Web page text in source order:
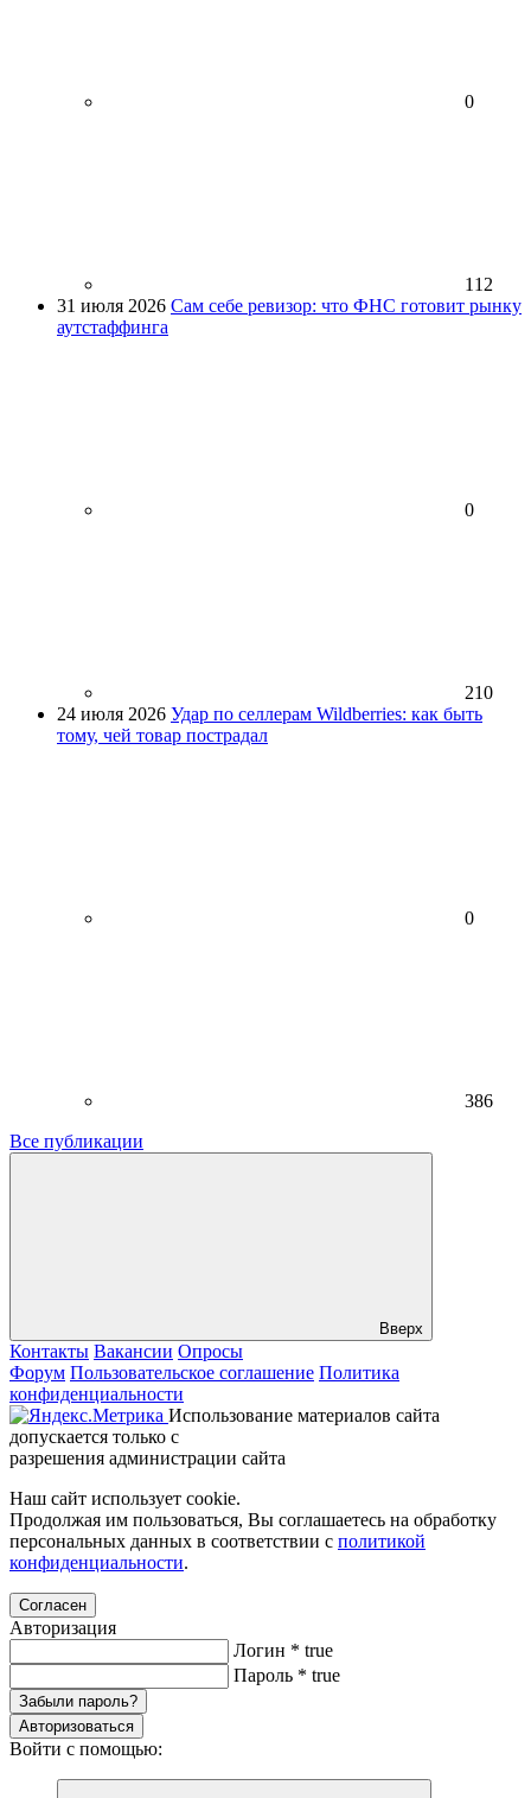
0
112
31 июля 2026 Сам себе ревизор: что ФНС готовит рынку
аутстаффинга
0
210
24 июля 2026 Удар по селлерам Wildberries: как быть
тому, чей товар пострадал
0
386
Все публикации
Вверх
Контакты Вакансии Опросы
Форум Пользовательское соглашение Политика
конфиденциальности
Использование материалов сайта
допускается только с
разрешения администрации сайта
Наш сайт использует cookie.
Продолжая им пользоваться, Вы соглашаетесь на обработку
персональных данных в соответствии с политикой
конфиденциальности.
Согласен
Авторизация
Логин * true
Пароль * true
Забыли пароль?
Авторизоваться
Войти с помощью: